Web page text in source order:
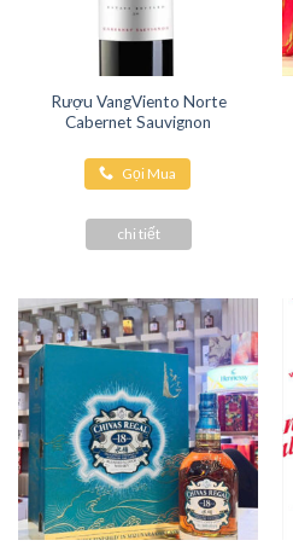
Rượu VangViento Norte
Cabernet Sauvignon
Gọi Mua
chi tiết